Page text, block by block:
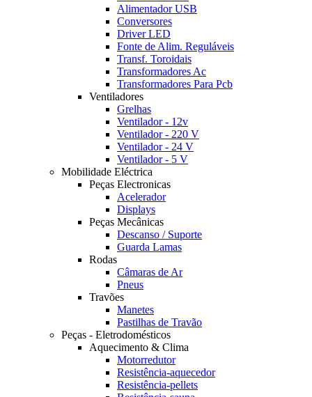
Alimentador USB
Conversores
Driver LED
Fonte de Alim. Reguláveis
Transf. Toroidais
Transformadores Ac
Transformadores Para Pcb
Ventiladores
Grelhas
Ventilador - 12v
Ventilador - 220 V
Ventilador - 24 V
Ventilador - 5 V
Mobilidade Eléctrica
Peças Electronicas
Acelerador
Displays
Peças Mecânicas
Descanso / Suporte
Guarda Lamas
Rodas
Câmaras de Ar
Pneus
Travões
Manetes
Pastilhas de Travão
Peças - Eletrodomésticos
Aquecimento & Clima
Motorredutor
Resistência-aquecedor
Resistência-pellets